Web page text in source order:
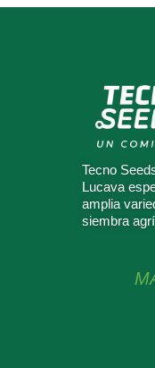
Tecno
Lucava
amplia
siembra